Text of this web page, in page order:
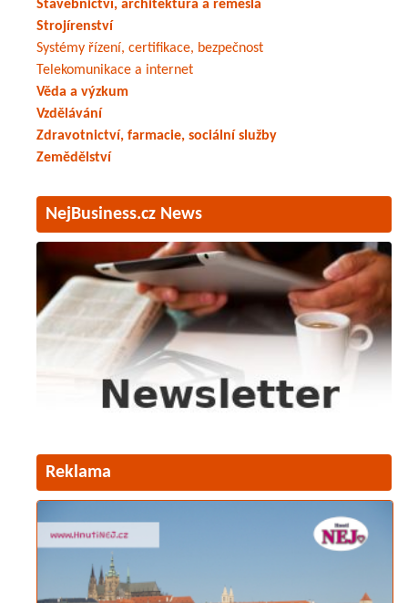
Stavebnictví, architektura a řemesla
Strojírenství
Systémy řízení, certifikace, bezpečnost
Telekomunikace a internet
Věda a výzkum
Vzdělávání
Zdravotnictví, farmacie, sociální služby
Zemědělství
NejBusiness.cz News
Reklama